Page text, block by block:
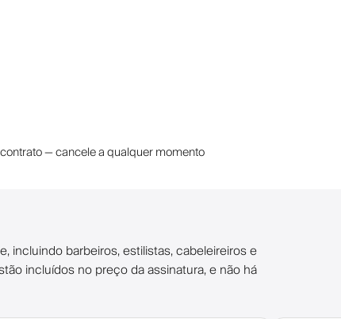
— cancele a qualquer momento
incluindo barbeiros, estilistas, cabeleireiros e
incluídos no preço da assinatura, e não há